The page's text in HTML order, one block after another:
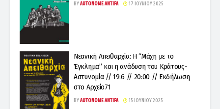
BYAUTONOME ANTIFA 17 ΙΟΥΝΊΟΥ 2025
Νεανική Απειθαρχία: Η “Μάχη με το
Έγκλημα” και η ανάδυση του Κράτους-
Αστυνομία // 19.6 // 20:00 // Εκδήλωση
στο Αρχείο71
BYAUTONOME ANTIFA 15 ΙΟΥΝΊΟΥ 2025